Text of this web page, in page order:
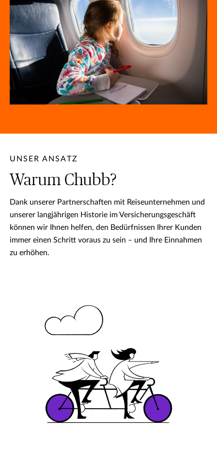
UNSER ANSATZ
Warum Chubb?
Dank unserer Partnerschaften mit Reiseunternehmen und
unserer langjährigen Historie im Versicherungsgeschäft
können wir Ihnen helfen, den Bedürfnissen Ihrer Kunden
immer einen Schritt voraus zu sein – und Ihre Einnahmen
zu erhöhen.